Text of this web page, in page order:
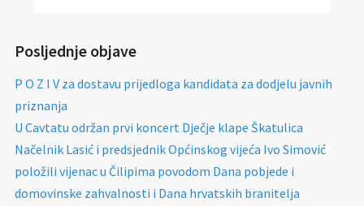
Posljednje objave
P O Z I V za dostavu prijedloga kandidata za dodjelu javnih
priznanja
U Cavtatu održan prvi koncert Dječje klape Škatulica
Načelnik Lasić i predsjednik Općinskog vijeća Ivo Simović
položili vijenac u Čilipima povodom Dana pobjede i
domovinske zahvalnosti i Dana hrvatskih branitelja